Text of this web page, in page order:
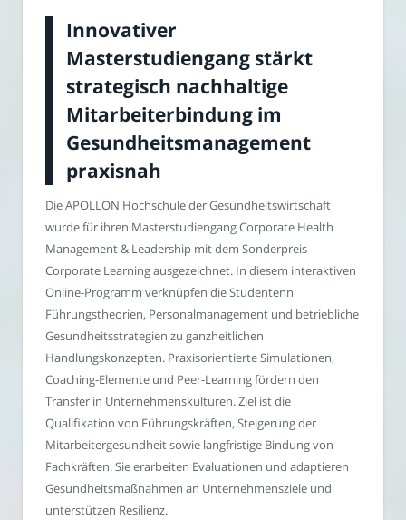
Innovativer
Masterstudiengang stärkt
strategisch nachhaltige
Mitarbeiterbindung im
Gesundheitsmanagement
praxisnah
Die APOLLON Hochschule der Gesundheitswirtschaft
wurde für ihren Masterstudiengang Corporate Health
Management & Leadership mit dem Sonderpreis
Corporate Learning ausgezeichnet. In diesem interaktiven
Online-Programm verknüpfen die Studentenn
Führungstheorien, Personalmanagement und betriebliche
Gesundheitsstrategien zu ganzheitlichen
Handlungskonzepten. Praxisorientierte Simulationen,
Coaching-Elemente und Peer-Learning fördern den
Transfer in Unternehmenskulturen. Ziel ist die
Qualifikation von Führungskräften, Steigerung der
Mitarbeitergesundheit sowie langfristige Bindung von
Fachkräften. Sie erarbeiten Evaluationen und adaptieren
Gesundheitsmaßnahmen an Unternehmensziele und
unterstützen Resilienz.